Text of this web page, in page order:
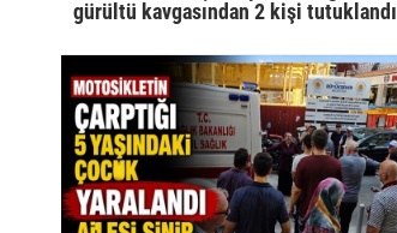
gürültü kavgasından 2 kişi tutuklandı